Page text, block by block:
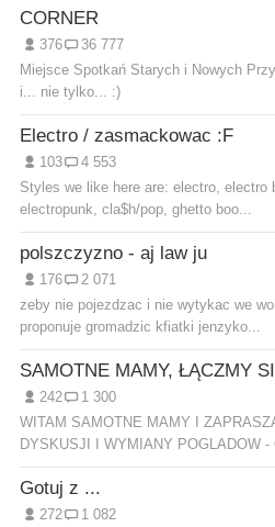
CORNER
376
36 777
Miejsce Spotkań Starych i Nowych
i... nie tylko... :)
Electro / zasmackowac :F
103
4 553
Styles we like here are: electro, electro
electropunk, cla$h/pop, ghetto boo...
polszczyzno - aj law ju
176
2 071
zeby nie pojezdzac i nie wytykac we
proponuje gromadzic kfiatki jenzyko...
SAMOTNE MAMY, ŁĄCZMY
242
1 300
WITAM SAMOTNE MAMY I
DYSKUSJI I WYMIANY POGLADOW -
Gotuj z ...
272
1 082